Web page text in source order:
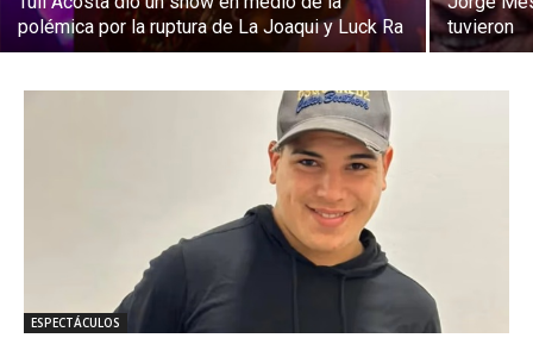
polémica por la ruptura de La Joaqui y Luck Ra
tuvieron
ESPECTÁCULOS